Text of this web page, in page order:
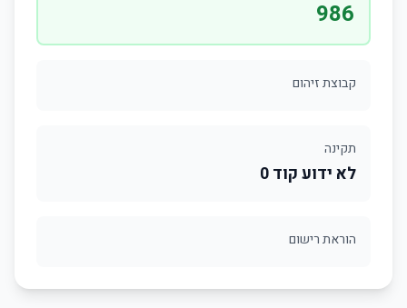
986
קבוצת זיהום
תקינה
לא ידוע קוד 0
הוראת רישום